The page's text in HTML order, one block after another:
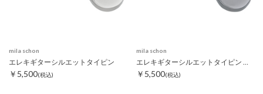
mila schon
エレキギターシルエットタイピン
￥5,500(税込)
mila schon
エレキギターシルエットタイピン ブラック
￥5,500(税込)